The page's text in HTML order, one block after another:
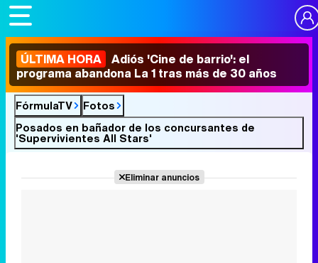
ÚLTIMA HORA Adiós 'Cine de barrio': el
programa abandona La 1 tras más de 30 años
FórmulaTV
Fotos
Posados en bañador de los concursantes de
'Supervivientes All Stars'
Eliminar anuncios